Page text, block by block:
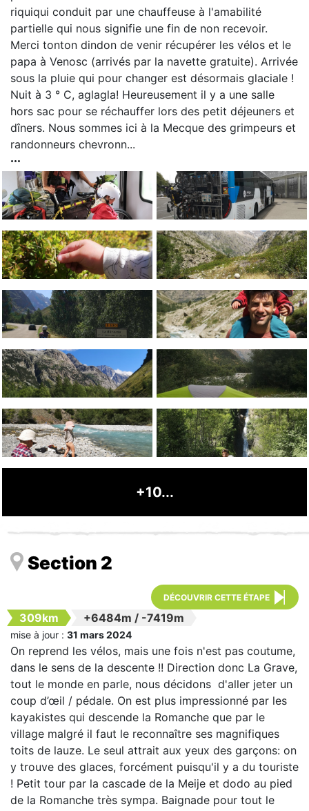
riquiqui conduit par une chauffeuse à l'amabilité
partielle qui nous signifie une fin de non recevoir.
Merci tonton dindon de venir récupérer les vélos et le
papa à Venosc (arrivés par la navette gratuite). Arrivée
sous la pluie qui pour changer est désormais glaciale !
Nuit à 3 ° C, aglagla! Heureusement il y a une salle
hors sac pour se réchauffer lors des petit déjeuners et
dîners. Nous sommes ici à la Mecque des grimpeurs et
randonneurs chevronn...
+10...
Section 2
DÉCOUVRIR CETTE ÉTAPE
309km +6484m / -7419m
mise à jour : 31 mars 2024
On reprend les vélos, mais une fois n'est pas coutume,
dans le sens de la descente !! Direction donc La Grave,
tout le monde en parle, nous décidons d'aller jeter un
coup d’œil / pédale. On est plus impressionné par les
kayakistes qui descende la Romanche que par le
village malgré il faut le reconnaître ses magnifiques
toits de lauze. Le seul attrait aux yeux des garçons: on
y trouve des glaces, forcément puisqu'il y a du touriste
! Petit tour par la cascade de la Meije et dodo au pied
de la Romanche très sympa. Baignade pour tout le